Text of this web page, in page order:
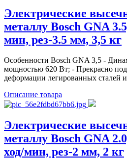
Электрические
металлу Bosch GNA
мин, рез-3.5 мм, 3,5 кг
Особенности Bosch GNA 3,5 -
мощностью 620 Вт; - Прекрасно
деформации легированных сталей
Описание товара
Электрические
металлу Bosch GNA
ход/мин, рез-2 мм, 2 кг